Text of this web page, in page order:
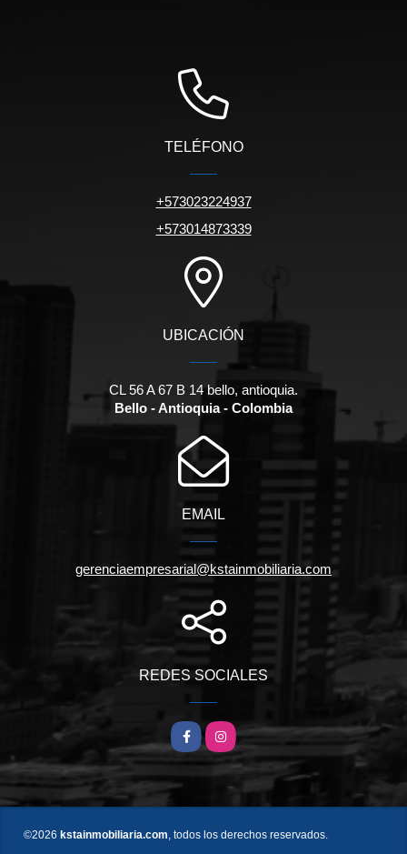
TELÉFONO
+573023224937
+573014873339
UBICACIÓN
CL 56 A 67 B 14 bello, antioquia.
Bello - Antioquia - Colombia
EMAIL
gerenciaempresarial@kstainmobiliaria.com
REDES SOCIALES
FacebookInstagram
©2026 kstainmobiliaria.com, todos los derechos reservados.